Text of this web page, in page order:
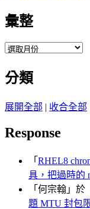
彙整
彙
分類
展開全部 | 收合全部
Response
「 RHEL8
具，把過時的
「 何宗翰 」於
題 MTU 封包